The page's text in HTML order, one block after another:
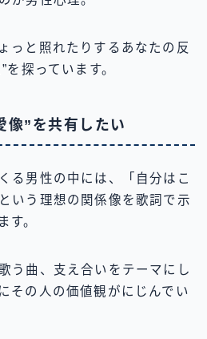
っと照れたりするあなたの反
を探っています。
像”を共有したい
る男性の中には、「自分はこ
いう理想の関係像を歌詞で示
す。
う曲、支え合いをテーマにし
その人の価値観がにじんでい